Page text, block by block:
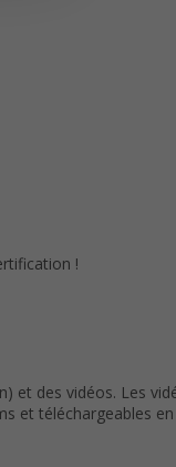
!
et des vidéos. Les
et téléchargeables